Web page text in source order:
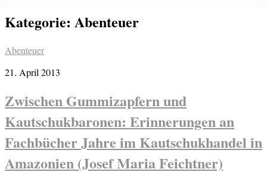
Kategorie: Abenteuer
Abenteuer
21. April 2013
Zwischen Gummizapfern und
Kautschukbaronen: Erinnerungen an
Fachbücher Jahre im Kautschukhandel in
Amazonien (Josef Maria Feichtner)